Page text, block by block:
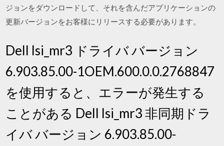
ジョンをダウンロードして、それを含んだアプリケーションの
更新バージョンをお客様にリリースする必要があります。
Dell lsi_mr3 ドライバ バージョン
6.903.85.00-1OEM.600.0.0.2768847
を使用すると、エラーが発生する
ことがある Dell lsi_mr3 非同期ドラ
イバ バージョン 6.903.85.00-